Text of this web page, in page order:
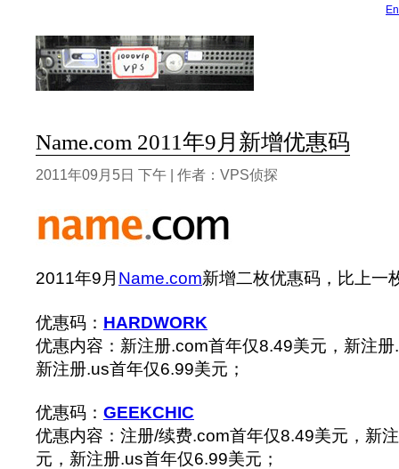
Name.com 2011年9月新增优惠码
2011年09月5日 下午 | 作者：VPS侦探
2011年9月 Name.com新增二枚优惠码，比上一
优惠码： HARDWORK
优惠内容：新注册.com首年仅8.49美元，新注
新注册.us首年仅6.99美元；
优惠码： GEEKCHIC
优惠内容：注册/续费.com首年仅8.49美元，新
元，新注册.us首年仅6.99美元；